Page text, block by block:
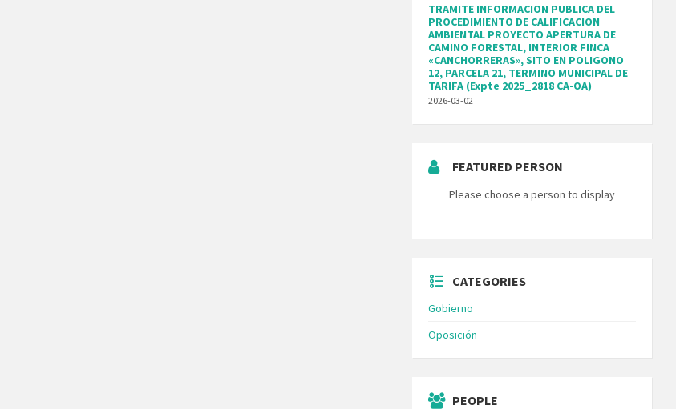
TRAMITE INFORMACION PUBLICA DEL
PROCEDIMIENTO DE CALIFICACION
AMBIENTAL PROYECTO APERTURA DE
CAMINO FORESTAL, INTERIOR FINCA
«CANCHORRERAS», SITO EN POLIGONO
12, PARCELA 21, TERMINO MUNICIPAL DE
TARIFA (Expte 2025_2818 CA-OA)
2026-03-02
FEATURED PERSON
Please choose a person to display
CATEGORIES
Gobierno
Oposición
PEOPLE